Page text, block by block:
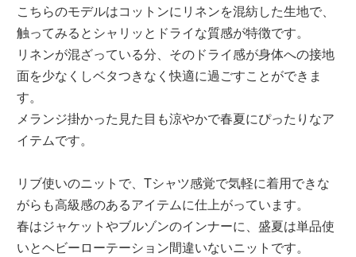
こちらのモデルはコットンにリネンを混紡した生地で、
触ってみるとシャリッとドライな質感が特徴です。
リネンが混ざっている分、そのドライ感が身体への接地
面を少なくしベタつきなく快適に過ごすことができま
す。
メランジ掛かった見た目も涼やかで春夏にぴったりなア
イテムです。
リブ使いのニットで、Tシャツ感覚で気軽に着用できな
がらも高級感のあるアイテムに仕上がっています。
春はジャケットやブルゾンのインナーに、盛夏は単品使
いとヘビーローテーション間違いないニットです。